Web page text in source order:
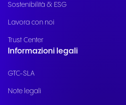
Sostenibilità & ESG
Lavora con noi
Trust Center
Informazioni legali
GTC-SLA
Note legali